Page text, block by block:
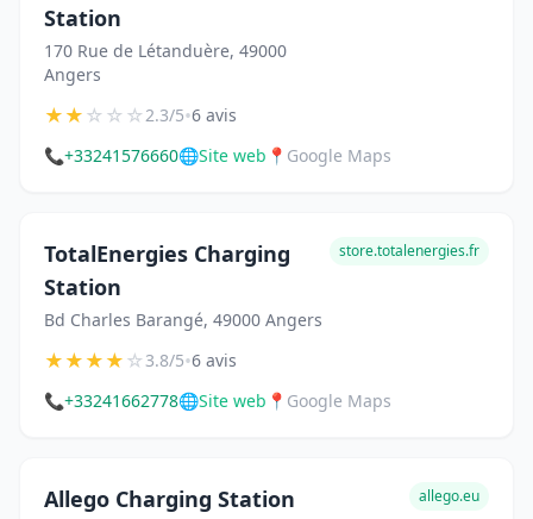
Station
170 Rue de Létanduère, 49000
Angers
★★☆☆☆2.3/5•6 avis
📞+33241576660🌐Site web 📍 Google Maps
TotalEnergies Charging
Station
Bd Charles Barangé, 49000 Angers
store.totalenergies.fr
★★★★☆3.8/5•6 avis
📞+33241662778🌐Site web 📍 Google Maps
Allego Charging Station allego.eu